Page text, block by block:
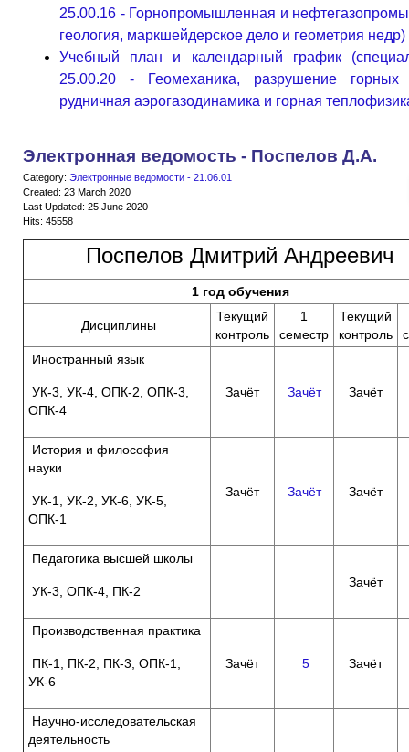
25.00.16 - Горнопромышленная и
геология, маркшейдерское дело и геометрия недр)
Учебный план и календарный график
25.00.20 - Геомеханика, разрушение горных
рудничная аэрогазодинамика и горная
Электронная ведомость - Поспелов Д.А.
Category: Электронные ведомости - 21.06.01
Created: 23 March 2020
Last Updated: 25 June 2020
Hits: 45558
Поспелов Дмитрий Андреевич
1 год обучения
Дисциплины
Текущий
контроль
1
семестр
Текущий
контроль
Иностранный язык
УК-3, УК-4, ОПК-2, ОПК-3,
ОПК-4
Зачёт Зачёт Зачёт
История и философия
науки
УК-1, УК-2, УК-6, УК-5,
ОПК-1
Зачёт Зачёт Зачёт
Педагогика высшей школы
УК-3, ОПК-4, ПК-2
Зачёт
Производственная практика
ПК-1, ПК-2, ПК-3, ОПК-1,
УК-6
Зачёт 5 Зачёт
Научно-исследовательская
деятельность